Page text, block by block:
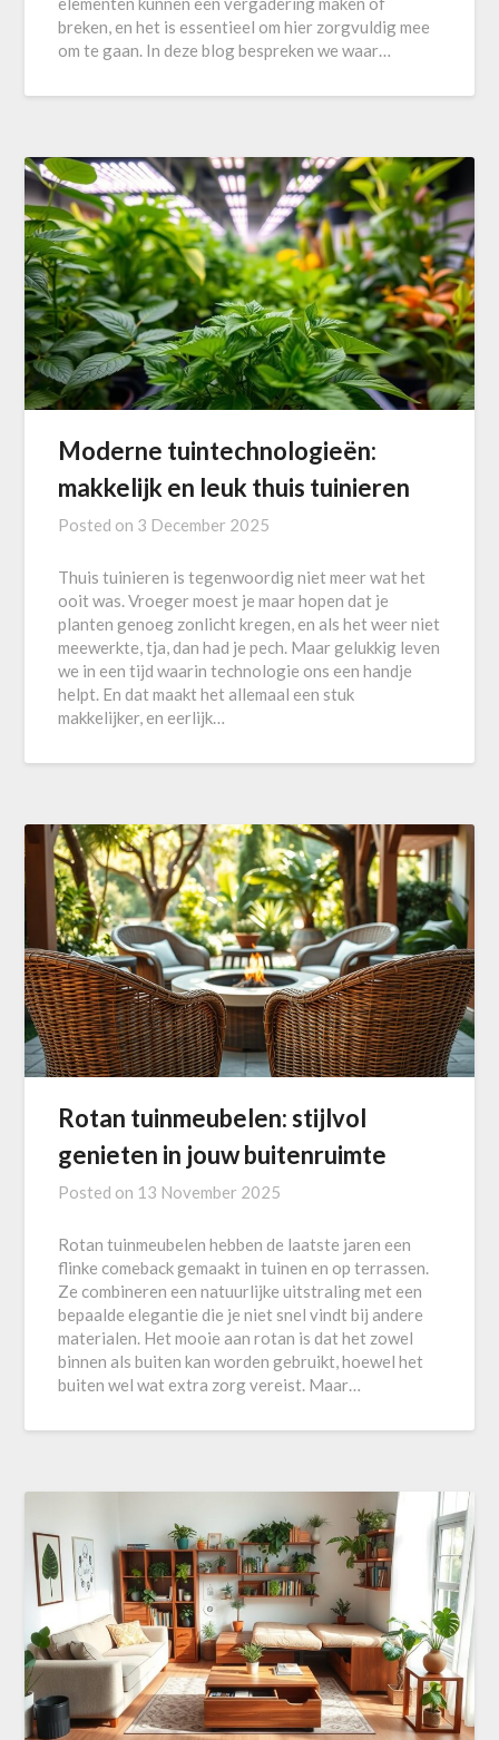
breken, en het is essentieel om hier zorgvuldig mee
om te gaan. In deze blog bespreken we waar…
Moderne tuintechnologieën:
makkelijk en leuk thuis tuinieren
Posted on 3 December 2025
Thuis tuinieren is tegenwoordig niet meer wat het
ooit was. Vroeger moest je maar hopen dat je
planten genoeg zonlicht kregen, en als het weer niet
meewerkte, tja, dan had je pech. Maar gelukkig leven
we in een tijd waarin technologie ons een handje
helpt. En dat maakt het allemaal een stuk
makkelijker, en eerlijk…
Rotan tuinmeubelen: stijlvol
genieten in jouw buitenruimte
Posted on 13 November 2025
Rotan tuinmeubelen hebben de laatste jaren een
flinke comeback gemaakt in tuinen en op terrassen.
Ze combineren een natuurlijke uitstraling met een
bepaalde elegantie die je niet snel vindt bij andere
materialen. Het mooie aan rotan is dat het zowel
binnen als buiten kan worden gebruikt, hoewel het
buiten wel wat extra zorg vereist. Maar…